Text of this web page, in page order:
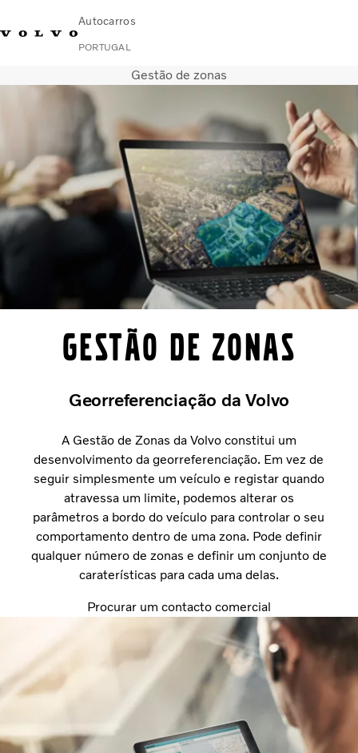
Autocarros
PORTUGAL
Encontrar concessionário
Urbanos e intercidades
Autocarros de turismo
Serviços
Porquê a Volvo?
Notícias E Histórias
Contacto
Gestão de zonas
Gestão de Zonas
Georreferenciação da Volvo
A Gestão de Zonas da Volvo constitui um
desenvolvimento da georreferenciação. Em vez de
seguir simplesmente um veículo e registar quando
atravessa um limite, podemos alterar os
parâmetros a bordo do veículo para controlar o seu
comportamento dentro de uma zona. Pode definir
qualquer número de zonas e definir um conjunto de
caraterísticas para cada uma delas.
Procurar um contacto comercial